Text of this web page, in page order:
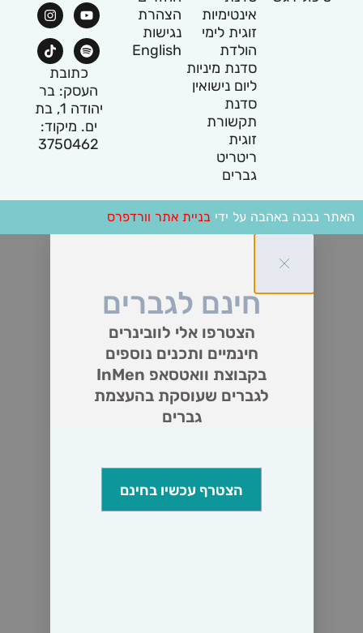
אינטימיות
זוגית לימי
הולדת
סדנת מיניות
ליום נישואין
סדנת
תקשורת
זוגית
ריטריט
גברים
הצהרת
נגישות
English
כתובת
העסק: בר
יהודה 1, בת
ים. מיקוד:
3750462
האתר נבנה באהבה על ידי בניית אתר וורדפרס
חינם לגברים
הצטרפו אלי לוובינרים
חינמיים ותכנים נוספים
בקבוצת וואטסאפ InMen
לגברים שעוסקת בהעצמת
גברים
הצטרף עכשיו בחינם